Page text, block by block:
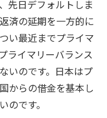
先日デフォルトしま
済の延期を一方的に
い最近までプライマ
ライマリーバランス
いのです。日本はプ
からの借金を基本し
のです。